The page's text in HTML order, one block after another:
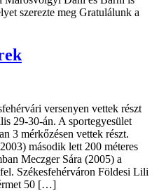
szerezte meg Gratulálunk a
versenyen vettek részt
29-30-án. A sportegyesület
3 mérkőzésen vettek részt.
második lett 200 méteres
Meczger Sára (2005) a
Székesfehérváron Földesi Lili
50 […]